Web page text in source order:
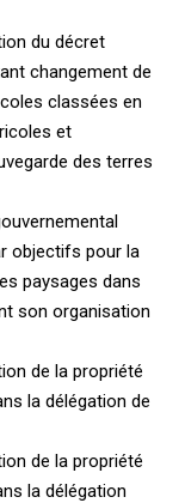
du décret
changement de
classées en
et
des terres
objectifs pour la
paysages dans
son organisation
de la propriété
la délégation de
de la propriété
la délégation